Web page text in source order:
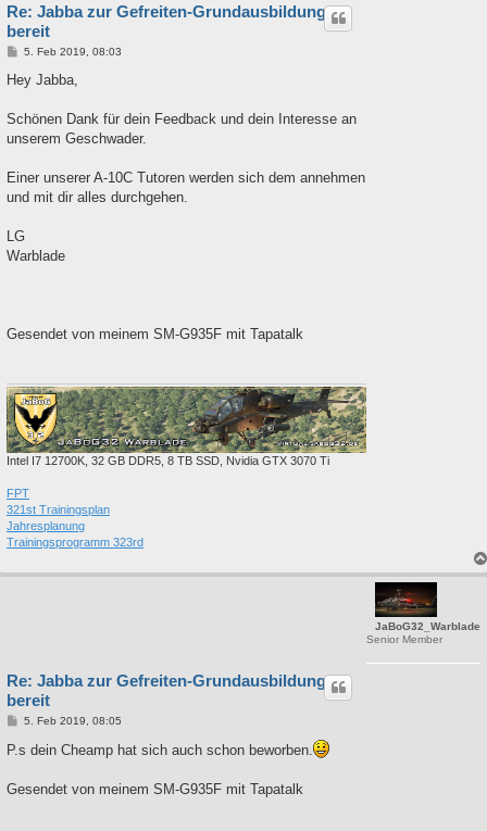
Re: Jabba zur Gefreiten-Grundausbildung
bereit
B
i
a
5. Feb 2019, 08:03
Hey Jabba,
Schönen Dank für dein Feedback und dein Interesse an
unserem Geschwader.
Einer unserer A-10C Tutoren werden sich dem annehmen
und mit dir alles durchgehen.
LG
Warblade
Gesendet von meinem SM-G935F mit Tapatalk
Intel I7 12700K, 32 GB DDR5, 8 TB SSD, Nvidia GTX 3070 Ti
FPT
321st Trainingsplan
Jahresplanung
Trainingsprogramm 323rd
JaBoG32_Warblade
Senior Member
Re: Jabba zur Gefreiten-Grundausbildung
bereit
B
i
t
a
g
5. Feb 2019, 08:05
P.s dein Cheamp hat sich auch schon beworben.
Gesendet von meinem SM-G935F mit Tapatalk